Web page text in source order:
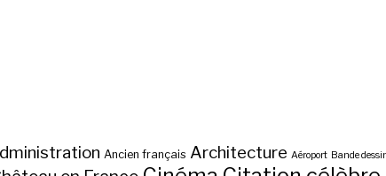
Ancien français Architecture Aéroport Bande